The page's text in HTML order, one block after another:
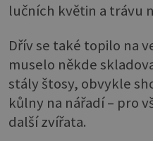
lučních květin a trávu
Dřív se také topilo na
muselo někde
stály štosy, obvykle
kůlny na nářadí – pro
další zvířata.